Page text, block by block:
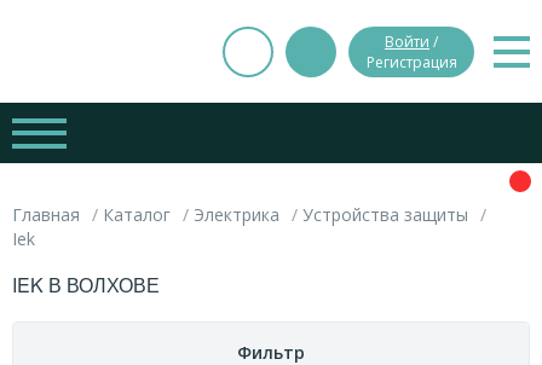
Войти /
Регистрация
Главная Каталог Электрика
Устройства защиты
Iek
IEK В ВОЛХОВЕ
Фильтр